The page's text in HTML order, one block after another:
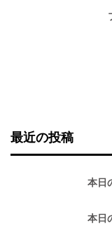
最近の投稿
本日
本日